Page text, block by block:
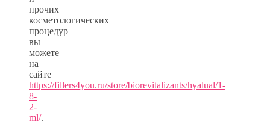
прочих
косметологических
процедур
вы
можете
на
сайте
https://fillers4you.ru/store/biorevitalizants/hyalual/1-
8-
2-
ml/.